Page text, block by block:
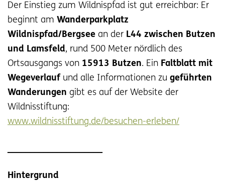
Der Einstieg zum Wildnispfad ist gut erreichbar: Er
beginnt am Wanderparkplatz
Wildnispfad/Bergsee an der L44 zwischen Butzen
und Lamsfeld, rund 500 Meter nördlich des
Ortsausgangs von 15913 Butzen. Ein Faltblatt mit
Wegeverlauf und alle Informationen zu geführten
Wanderungen gibt es auf der Website der
Wildnisstiftung:
www.wildnisstiftung.de/besuchen-erleben/
Hintergrund